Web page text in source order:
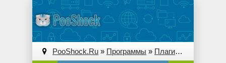
PooShock.Ru » Программы » Плагины (Plug-ins)